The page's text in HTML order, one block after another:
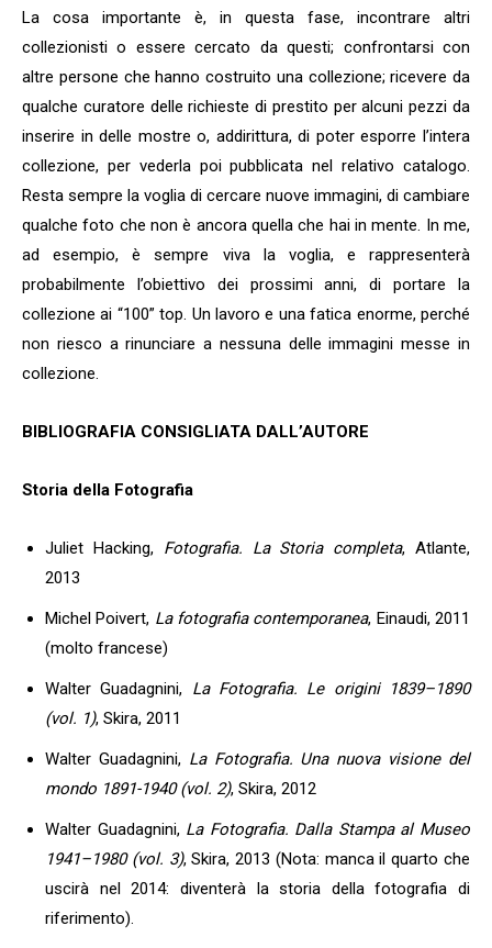
La cosa importante è, in questa fase, incontrare altri
collezionisti o essere cercato da questi; confrontarsi con
altre persone che hanno costruito una collezione; ricevere da
qualche curatore delle richieste di prestito per alcuni pezzi da
inserire in delle mostre o, addirittura, di poter esporre l’intera
collezione, per vederla poi pubblicata nel relativo catalogo.
Resta sempre la voglia di cercare nuove immagini, di cambiare
qualche foto che non è ancora quella che hai in mente. In me,
ad esempio, è sempre viva la voglia, e rappresenterà
probabilmente l’obiettivo dei prossimi anni, di portare la
collezione ai “100” top. Un lavoro e una fatica enorme, perché
non riesco a rinunciare a nessuna delle immagini messe in
collezione.
BIBLIOGRAFIA CONSIGLIATA DALL’AUTORE
Storia della Fotografia
Juliet Hacking,Fotografia. La Storia completa, Atlante,
2013
Michel Poivert, La fotografia contemporanea, Einaudi, 2011
(molto francese)
Walter Guadagnini, La Fotografia. Le origini 1839–1890
(vol. 1), Skira, 2011
Walter Guadagnini, La Fotografia. Una nuova visione del
mondo 1891-1940 (vol. 2), Skira, 2012
Walter Guadagnini, La Fotografia. Dalla Stampa al Museo
1941–1980 (vol. 3), Skira, 2013 (Nota: manca il quarto che
uscirà nel 2014: diventerà la storia della fotografia di
riferimento).